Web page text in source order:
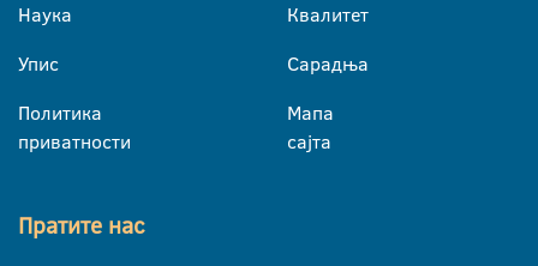
Наука
Упис
Политика
приватности
Квалитет
Сарадња
Мапа
сајта
Пратите нас